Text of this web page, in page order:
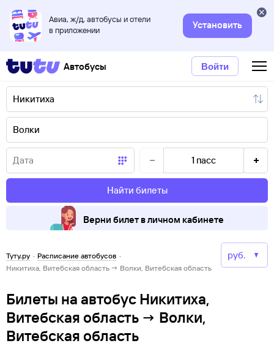
Авиа, ж/д, автобусы и отели
в приложении
Установить
Автобусы Войти
1 пасс
Найти билеты
Верни билет в личном кабинете
Туту.ру · Расписание автобусов ·
Никитиха, Витебская область → Волки, Витебская область
Билеты на автобус Никитиха,
Витебская область → Волки,
Витебская область